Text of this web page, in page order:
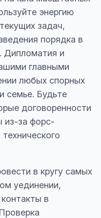
энергию
задач,
порядка в
Дипломатия и
главными
любых спорных
семье. Будьте
договоренности
из-за форс-
в кругу самых
уединении,
в